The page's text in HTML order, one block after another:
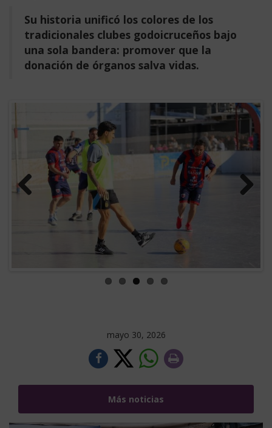
Su historia unificó los colores de los
tradicionales clubes godoicruceños bajo
una sola bandera: promover que la
donación de órganos salva vidas.
Previous
mayo 30, 2026
Más noticias